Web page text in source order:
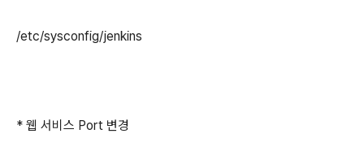
/etc/sysconfig/jenkins
* 웹 서비스 Port 변경